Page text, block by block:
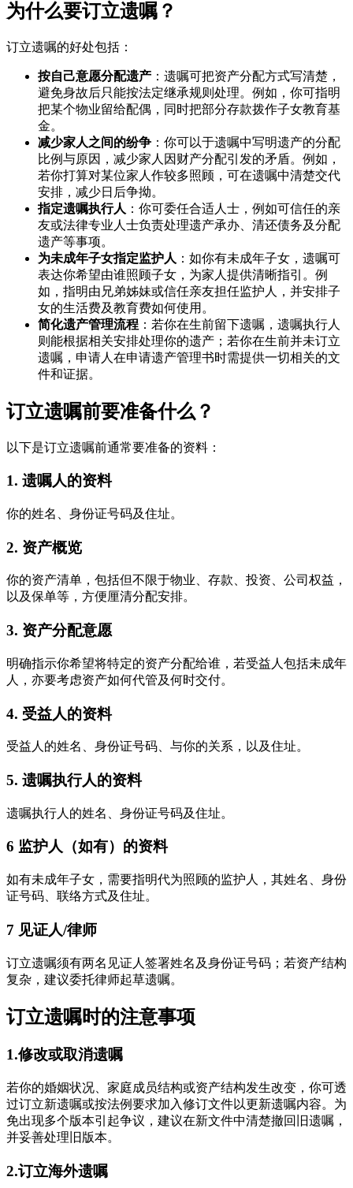
为什么要订立遗嘱？
订立遗嘱的好处包括：
按自己意愿分配遗产 ：遗嘱可把资产分配方式写清楚，
避免身故后只能按法定继承规则处理。例如，你可指明
把某个物业留给配偶，同时把部分存款拨作子女教育基
金。
减少家人之间的纷争 ：你可以于遗嘱中写明遗产的分配
比例与原因，减少家人因财产分配引发的矛盾。例如，
若你打算对某位家人作较多照顾，可在遗嘱中清楚交代
安排，减少日后争拗。
指定遗嘱执行人 ：你可委任合适人士，例如可信任的亲
友或法律专业人士负责处理遗产承办、清还债务及分配
遗产等事项。
为未成年子女指定监护人 ：如你有未成年子女，遗嘱可
表达你希望由谁照顾子女，为家人提供清晰指引。例
如，指明由兄弟姊妹或信任亲友担任监护人，并安排子
女的生活费及教育费如何使用。
简化遗产管理流程 ：若你在生前留下遗嘱，遗嘱执行人
则能根据相关安排处理你的遗产；若你在生前并未订立
遗嘱，申请人在申请遗产管理书时需提供一切相关的文
件和证据。
订立遗嘱前要准备什么？
以下是订立遗嘱前通常要准备的资料：
1. 遗嘱人的资料
你的姓名、身份证号码及住址。
2. 资产概览
你的资产清单，包括但不限于物业、存款、投资、公司权益，
以及保单等，方便厘清分配安排。
3. 资产分配意愿
明确指示你希望将特定的资产分配给谁，若受益人包括未成年
人，亦要考虑资产如何代管及何时交付。
4. 受益人的资料
受益人的姓名、身份证号码、与你的关系，以及住址。
5. 遗嘱执行人的资料
遗嘱执行人的姓名、身份证号码及住址。
6 监护人（如有）的资料
如有未成年子女，需要指明代为照顾的监护人，其姓名、身份
证号码、联络方式及住址。
7 见证人/律师
订立遗嘱须有两名见证人签署姓名及身份证号码；若资产结构
复杂，建议委托律师起草遗嘱。
订立遗嘱时的注意事项
1.修改或取消遗嘱
若你的婚姻状况、家庭成员结构或资产结构发生改变，你可透
过订立新遗嘱或按法例要求加入修订文件以更新遗嘱内容。为
免出现多个版本引起争议，建议在新文件中清楚撤回旧遗嘱，
并妥善处理旧版本。
2.订立海外遗嘱